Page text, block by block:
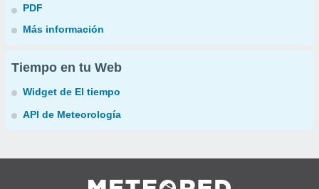
PDF
Más información
Tiempo en tu Web
Widget de El tiempo
API de Meteorología